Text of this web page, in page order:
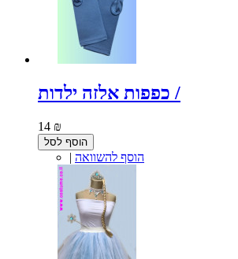
כפפות אלזה ילדות /
14 ₪
הוסף לסל
| הוסף להשוואה